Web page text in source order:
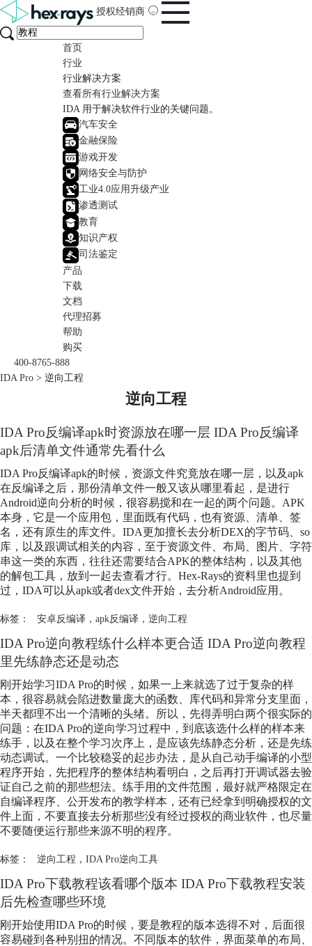
授权经销商
首页
行业
行业解决方案
查看所有行业解决方案
IDA 用于解决软件行业的关键问题。
汽车安全
金融保险
游戏开发
网络安全与防护
工业4.0应用升级产业
渗透测试
教育
知识产权
司法鉴定
产品
下载
文档
代理招募
帮助
购买
400-8765-888
IDA Pro > 逆向工程
逆向工程
IDA Pro反编译apk时资源放在哪一层 IDA Pro反编译
apk后清单文件通常先看什么
IDA Pro反编译apk的时候，资源文件究竟放在哪一层，以及apk
在反编译之后，那份清单文件一般又该从哪里看起，是进行
Android逆向分析的时候，很容易搅和在一起的两个问题。APK
本身，它是一个应用包，里面既有代码，也有资源、清单、签
名，还有原生的库文件。IDA更加擅长去分析DEX的字节码、so
库，以及跟调试相关的内容，至于资源文件、布局、图片、字符
串这一类的东西，往往还需要结合APK的整体结构，以及其他
的解包工具，放到一起去查看才行。Hex-Rays的资料里也提到
过，IDA可以从apk或者dex文件开始，去分析Android应用。
标签： 安卓反编译， apk反编译， 逆向工程
IDA Pro逆向教程练什么样本更合适 IDA Pro逆向教程
里先练静态还是动态
刚开始学习IDA Pro的时候，如果一上来就选了过于复杂的样
本，很容易就会陷进数量庞大的函数、库代码和异常分支里面，
半天都理不出一个清晰的头绪。所以，先得弄明白两个很实际的
问题：在IDA Pro的逆向学习过程中，到底该选什么样的样本来
练手，以及在整个学习次序上，是应该先练静态分析，还是先练
动态调试。一个比较稳妥的起步办法，是从自己动手编译的小型
程序开始，先把程序的整体结构看明白，之后再打开调试器去验
证自己之前的那些想法。练手用的文件范围，最好就严格限定在
自编译程序、公开发布的教学样本，还有已经拿到明确授权的文
件上面，不要直接去分析那些没有经过授权的商业软件，也尽量
不要随便运行那些来源不明的程序。
标签： 逆向工程 ， IDA Pro逆向工具
IDA Pro下载教程该看哪个版本 IDA Pro下载教程安装
后先检查哪些环境
刚开始使用IDA Pro的时候，要是教程的版本选得不对，后面很
容易碰到各种别扭的情况。不同版本的软件，界面菜单的布局、